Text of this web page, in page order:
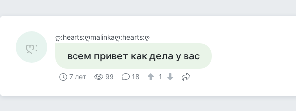
ღ:
ღ:hearts:ღmalinkaღ:hearts:ღ
всем привет как дела у вас
7 лет 99 18 1